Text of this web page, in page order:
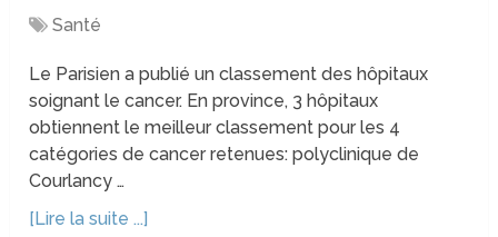
Santé
Le Parisien a publié un classement des hôpitaux
soignant le cancer. En province, 3 hôpitaux
obtiennent le meilleur classement pour les 4
catégories de cancer retenues: polyclinique de
Courlancy …
[Lire la suite ...]